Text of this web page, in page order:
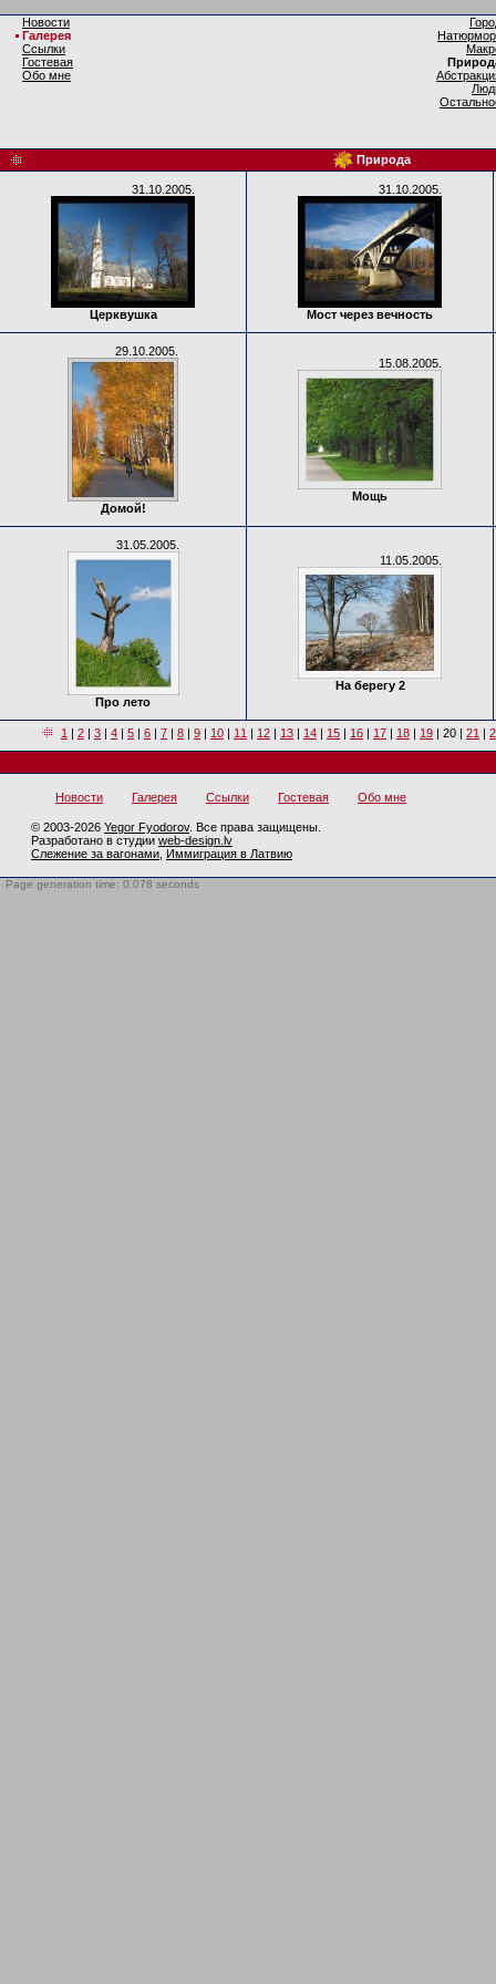
Новости
Галерея
Ссылки
Гостевая
Обо мне
Природа
31.10.2005.
Церквушка
31.10.2005.
Мост через вечность
29.10.2005.
Домой!
15.08.2005.
Мощь
31.05.2005.
Про лето
11.05.2005.
На берегу 2
1 | 2 | 3 | 4 | 5 | 6 | 7 | 8 | 9 | 10 | 11 | 12 | 13 | 14 | 15 | 16 | 17 | 18 | 19 | 20 | 21 |
Новости Галерея Ссылки Гостевая Обо мне
© 2003-2026 Yegor Fyodorov. Все права защищены.
Разработано в студии web-design.lv
Слежение за вагонами Иммиграция в Латвию
Page generation time: 0.078 seconds